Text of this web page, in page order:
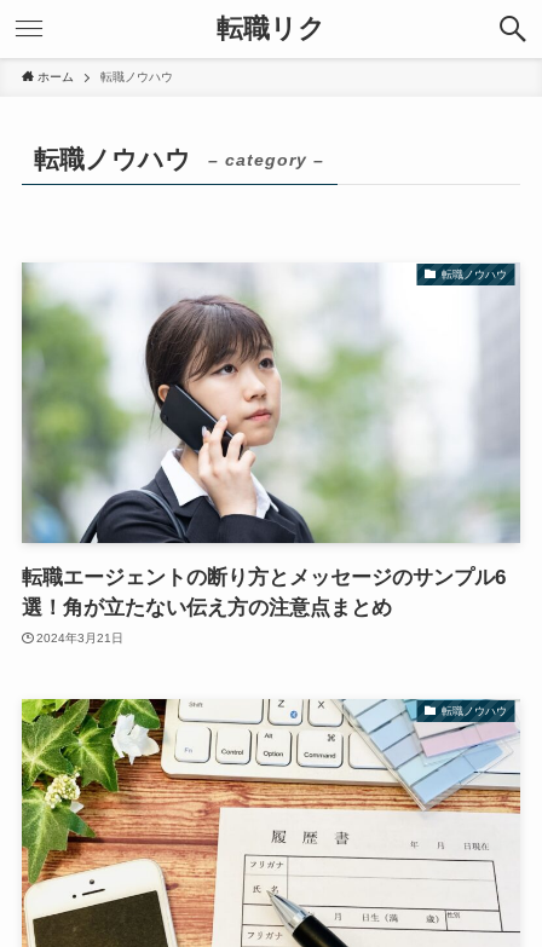
転職リク
ホーム 転職ノウハウ
転職ノウハウ – category –
転職ノウハウ
転職エージェントの断り方とメッセージのサンプル6
選！角が立たない伝え方の注意点まとめ
2024年3月21日
転職ノウハウ